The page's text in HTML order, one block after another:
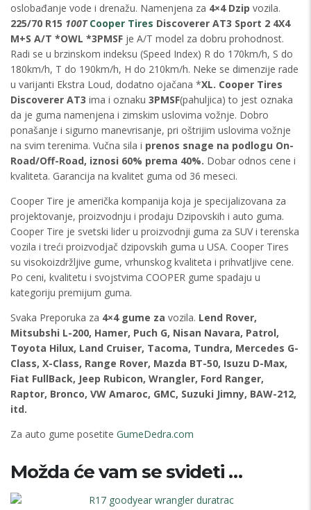
oslobađanje vode i drenažu. Namenjena za 4×4 Dzip vozila.
225/70 R15 100TCooper Tires Discoverer AT3 Sport 2 4X4
M+S A/T *OWL *3PMSF je A/T model za dobru prohodnost.
Radi se u brzinskom indeksu (Speed Index) R do 170km/h, S do
180km/h, T do 190km/h, H do 210km/h. Neke se dimenzije rade
u varijanti Ekstra Loud, dodatno ojačana *XL. Cooper Tires
Discoverer AT3 ima i oznaku 3PMSF(pahuljica) to jest oznaka
da je guma namenjena i zimskim uslovima vožnje. Dobro
ponašanje i sigurno manevrisanje, pri oštrijim uslovima vožnje
na svim terenima. Vučna sila i prenos snage na podlogu On-
Road/Off-Road, iznosi 60% prema 40%. Dobar odnos cene i
kvaliteta. Garancija na kvalitet guma od 36 meseci.
Cooper Tire je američka kompanija koja je specijalizovana za
projektovanje, proizvodnju i prodaju Dzipovskih i auto guma.
Cooper Tire je svetski lider u proizvodnji guma za SUV i terenska
vozila i treći proizvodjač dzipovskih guma u USA. Cooper Tires
su visokoizdržljive gume, vrhunskog kvaliteta i prihvatljive cene.
Po ceni, kvalitetu i svojstvima COOPER gume spadaju u
kategoriju premijum guma.
Svaka Preporuka za 4×4 gume za vozila. Lend Rover,
Mitsubshi L-200, Hamer, Puch G, Nisan Navara, Patrol,
Toyota Hilux, Land Cruiser, Tacoma, Tundra, Mercedes G-
Class, X-Class, Range Rover, Mazda BT-50, Isuzu D-Max,
Fiat FullBack, Jeep Rubicon, Wrangler, Ford Ranger,
Raptor, Bronco, VW Amaroc, GMC, Suzuki Jimny, BAW-212,
itd.
Za auto gume posetite GumeDedra.com
Možda će vam se svideti …